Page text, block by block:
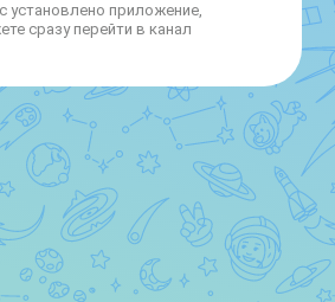
в труде, весеннего
Весны и Труда!🌸🌸🌸
установлено приложение,
сразу перейти в канал